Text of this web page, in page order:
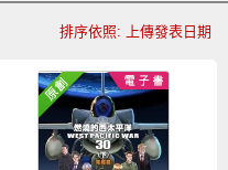
排序依照: 上傳發表日期